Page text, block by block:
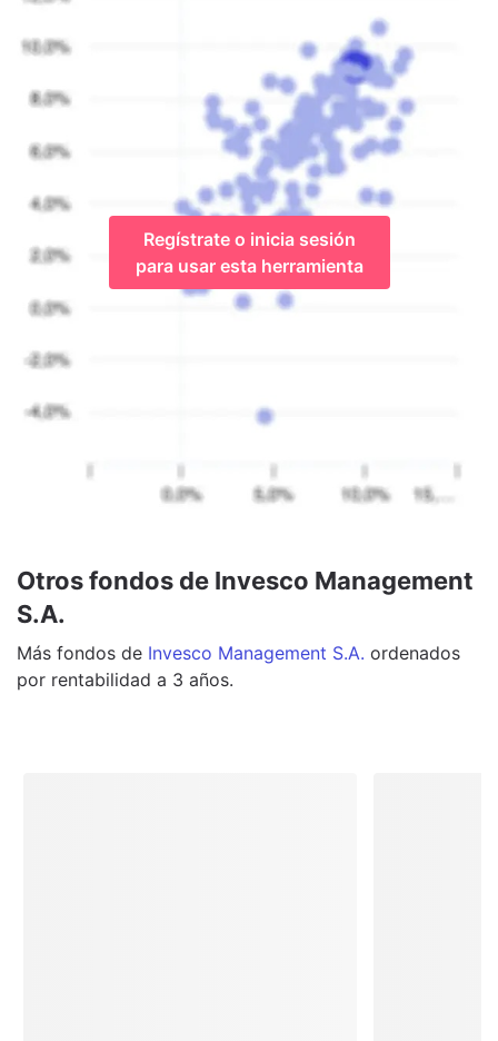
Regístrate o inicia sesión
para usar esta herramienta
Otros fondos de Invesco Management
S.A.
Más fondos de Invesco Management S.A. ordenados
por rentabilidad a 3 años.